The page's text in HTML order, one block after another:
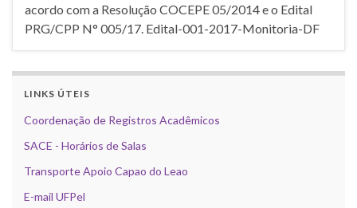
acordo com a Resolução COCEPE 05/2014 e o Edital
PRG/CPP N° 005/17. Edital-001-2017-Monitoria-DF
LINKS ÚTEIS
Coordenação de Registros Acadêmicos
SACE - Horários de Salas
Transporte Apoio Capao do Leao
E-mail UFPel